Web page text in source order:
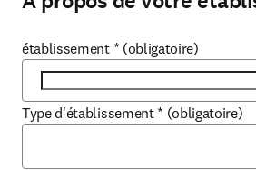
établissement * (obligatoire)
Type d'établissement * (obligatoire)